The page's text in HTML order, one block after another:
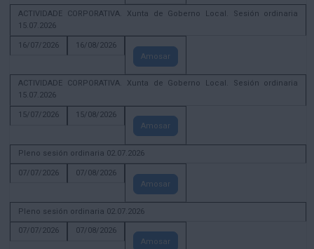
ACTIVIDADE CORPORATIVA. Xunta de Goberno Local. Sesión ordinaria
15.07.2026
16/07/2026
16/08/2026
Amosar
ACTIVIDADE CORPORATIVA. Xunta de Goberno Local. Sesión ordinaria
15.07.2026
15/07/2026
15/08/2026
Amosar
Pleno sesión ordinaria 02.07.2026
07/07/2026
07/08/2026
Amosar
Pleno sesión ordinaria 02.07.2026
07/07/2026
07/08/2026
Amosar